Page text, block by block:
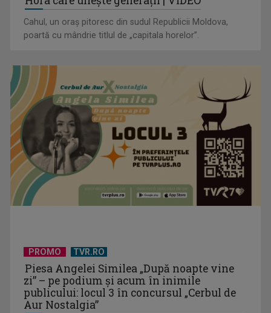
Cahul, un oraș pitoresc din sudul Republicii Moldova,
poartă cu mândrie titlul de „capitala horelor”.
PROMO TVR.RO
Piesa Angelei Similea „După noapte vine
zi” – pe podium şi acum în inimile
publicului: locul 3 în concursul „Cerbul de
Aur Nostalgia”